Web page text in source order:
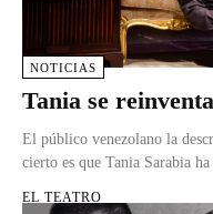
NOTICIAS
Tania se
El público venezolano la
cierto es que Tania Sarabia
EL TEATRO